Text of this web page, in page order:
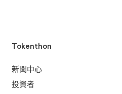
Tokenthon
新聞中心
投資者